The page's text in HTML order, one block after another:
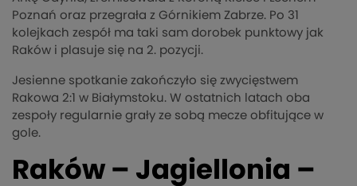
Poznań oraz przegrała z Górnikiem Zabrze. Po 31
kolejkach zespół ma taki sam dorobek punktowy jak
Raków i plasuje się na 2. pozycji.
Jesienne spotkanie zakończyło się zwycięstwem
Rakowa 2:1 w Białymstoku. W ostatnich latach oba
zespoły regularnie grały ze sobą mecze obfitujące w
gole.
Raków – Jagiellonia –